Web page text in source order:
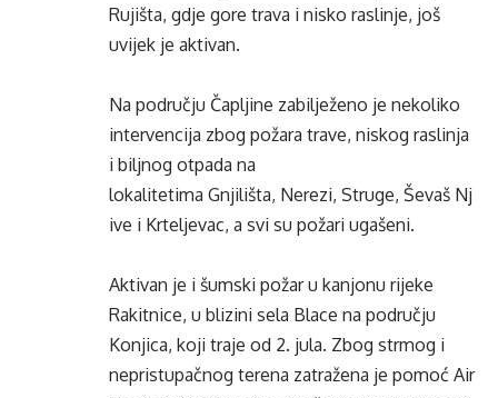
Rujišta, gdje gore trava i nisko raslinje, još
uvijek je aktivan.
Na području Čapljine zabilježeno je nekoliko
intervencija zbog požara trave, niskog raslinja
i biljnog otpada na
lokalitetima Gnjilišta, Nerezi, Struge, Ševaš Nj
ive i Krteljevac, a svi su požari ugašeni.
Aktivan je i šumski požar u kanjonu rijeke
Rakitnice, u blizini sela Blace na području
Konjica, koji traje od 2. jula. Zbog strmog i
nepristupačnog terena zatražena je pomoć Air